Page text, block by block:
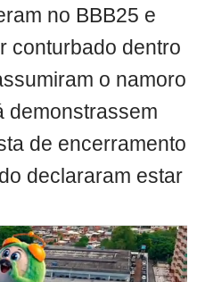
no BBB25 e
conturbado dentro
o namoro
demonstrassem
de encerramento
declararam estar